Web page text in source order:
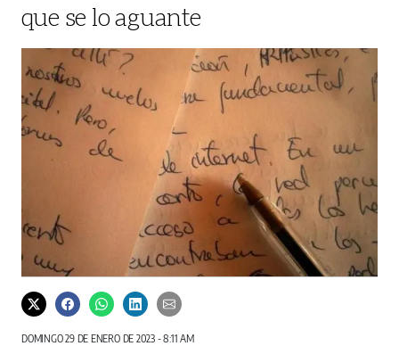
que se lo aguante
DOMINGO 29 DE ENERO DE 2023 - 8:11 AM